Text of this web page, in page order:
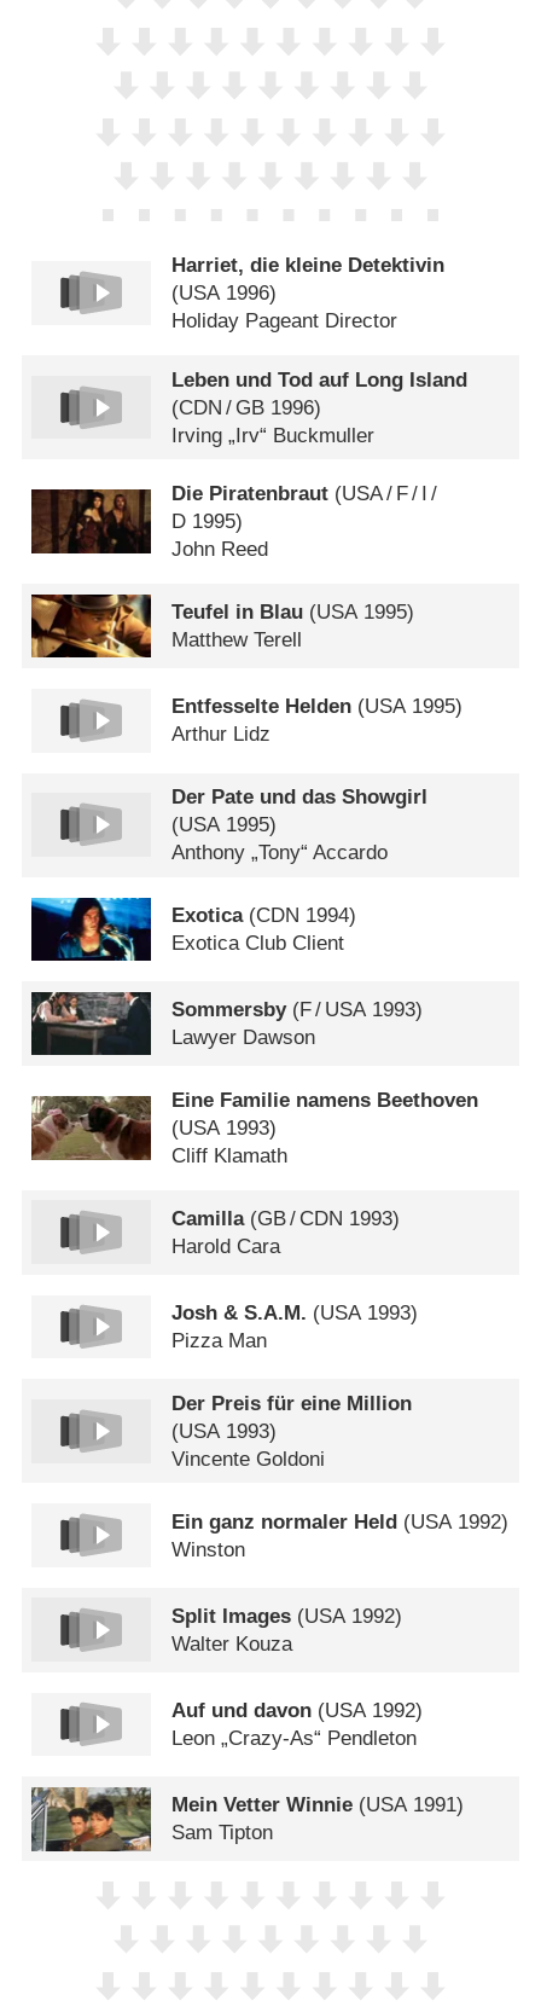
Harriet, die kleine Detektivin
(USA1996)
Holiday Pageant Director
Leben und Tod auf Long Island
(CDN / GB 1996)
Irving „Irv“ Buckmuller
Die Piratenbraut (USA/ F/ I /
D 1995)
John Reed
Teufel in Blau (USA1995)
Matthew Terell
Entfesselte Helden (USA1995)
Arthur Lidz
Der Pate und das Showgirl
(USA1995)
Anthony „Tony“ Accardo
Exotica(CDN 1994)
Exotica Club Client
Sommersby(F/ USA1993)
Lawyer Dawson
Eine Familie namens Beethoven
(USA1993)
Cliff Klamath
Camilla(GB/ CDN 1993)
Harold Cara
Josh & S.A.M. (USA1993)
Pizza Man
Der Preis für eine Million
(USA 1993)
Vincente Goldoni
Ein ganz normaler Held (USA 1992)
Winston
Split Images (USA 1992)
Walter Kouza
Auf und davon (USA1992)
Leon „Crazy-As“ Pendleton
Mein Vetter Winnie (USA1991)
Sam Tipton